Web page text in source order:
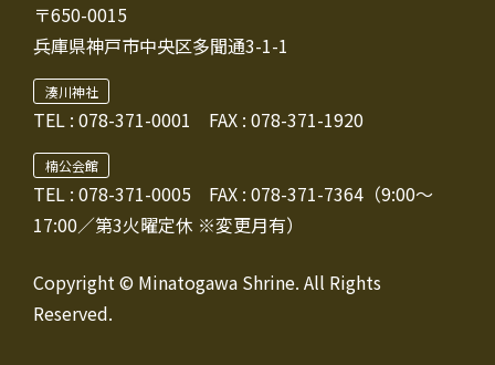
〒650-0015
兵庫県神戸市中央区多聞通3-1-1
湊川神社
TEL : 078-371-0001 FAX : 078-371-1920
楠公会館
TEL : 078-371-0005 FAX : 078-371-7364（9:00～
17:00／第3火曜定休 ※変更月有）
Copyright © Minatogawa Shrine. All Rights
Reserved.